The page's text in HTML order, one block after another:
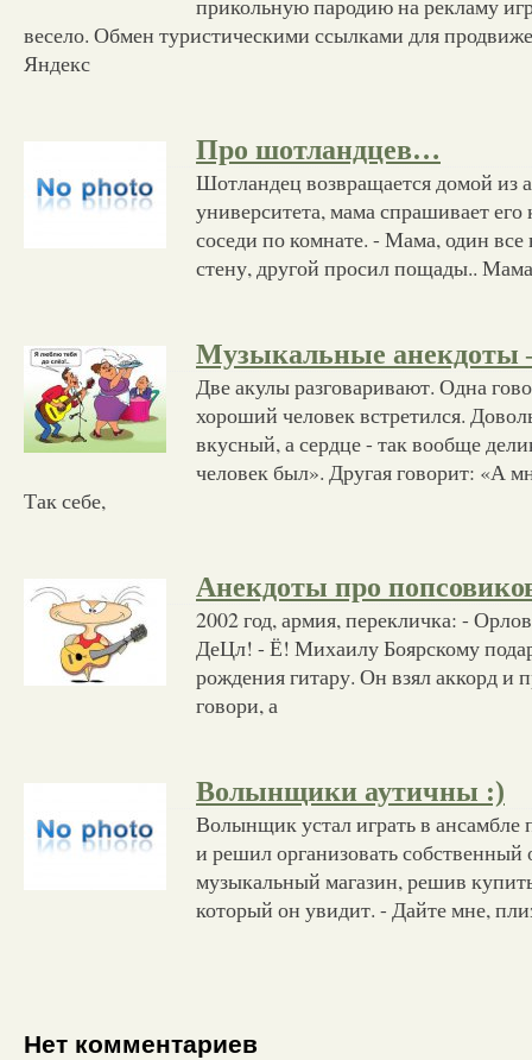
весело. Обмен туристическими ссылками для
Яндекс
Про шотландцев…
Шотландец возвращается домой из
университета, мама спрашивает
соседи по комнате. - Мама, один все
стену, другой просил пощады..
Музыкальные анекдоты
Две акулы разговаривают. Одна
хороший человек встретился.
вкусный, а сердце - так вообще
человек был». Другая говорит: «А
Так себе,
Анекдоты про
2002 год, армия, перекличка: -
ДеЦл! - Ё! Михаилу Боярскому
рождения гитару. Он взял аккорд и
говори, а
Волынщики аутичны :)
Волынщик устал играть в
и решил организовать
музыкальный магазин, решив
который он увидит. - Дайте мне,
Нет комментариев